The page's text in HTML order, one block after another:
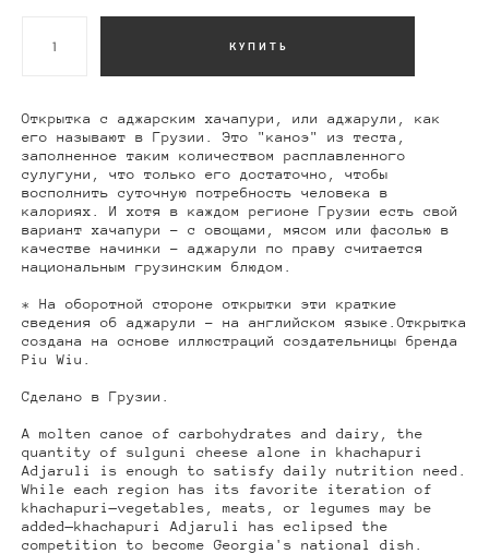
КУПИТЬ
Открытка с аджарским хачапури, или аджарули, как
его называют в Грузии. Это "каноэ" из теста,
заполненное таким количеством расплавленного
сулугуни, что только его достаточно, чтобы
восполнить суточную потребность человека в
калориях. И хотя в каждом регионе Грузии есть свой
вариант хачапури - с овощами, мясом или фасолью в
качестве начинки - аджарули по праву считается
национальным грузинским блюдом.
* На оборотной стороне открытки эти краткие
сведения об аджарули - на английском языке.Открытка
создана на основе иллюстраций создательницы бренда
Piu Wiu.
Сделано в Грузии.
A molten canoe of carbohydrates and dairy, the
quantity of sulguni cheese alone in khachapuri
Adjaruli is enough to satisfy daily nutrition need.
While each region has its favorite iteration of
khachapuri—vegetables, meats, or legumes may be
added—khachapuri Adjaruli has eclipsed the
competition to become Georgia's national dish.